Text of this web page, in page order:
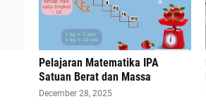
Pelajaran Matematika IPA
Satuan Berat dan Massa
December 28, 2025